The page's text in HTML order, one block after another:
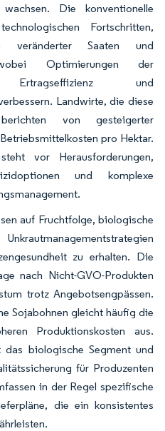
Die konventionelle
Fortschritten,
veränderter Saaten und
wobei Optimierungen der
und
Landwirte, die diese
von gesteigerter
pro Hektar.
vor Herausforderungen,
und komplexe
auf Fruchtfolge, biologische
zu erhalten. Die
nach Nicht-GVO-Produkten
trotz Angebotsengpässen.
Sojabohnen gleicht häufig die
Produktionskosten aus.
biologische Segment und
für Produzenten
in der Regel spezifische
die ein konsistentes